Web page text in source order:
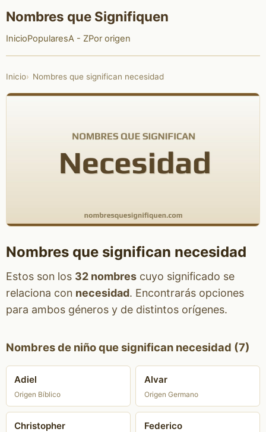
Nombres que Signifiquen
InicioPopularesA - ZPor origen
Inicio Nombres que significan necesidad
Nombres que significan necesidad
Estos son los 32 nombrescuyo significado se
relaciona con necesidad. Encontrarás opciones
para ambos géneros y de distintos orígenes.
Nombres de niño que significan necesidad (7)
Adiel
Origen Bíblico
Alvar
Origen Germano
Christopher Federico